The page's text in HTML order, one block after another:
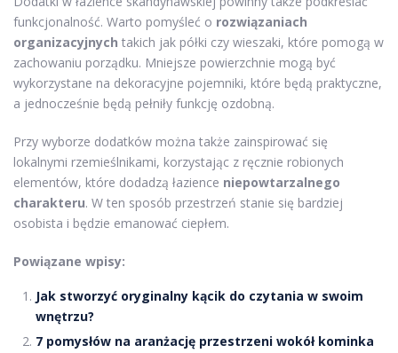
funkcjonalność. Warto pomyśleć o rozwiązaniach
organizacyjnych takich jak półki czy wieszaki, które pomogą w
zachowaniu porządku. Mniejsze powierzchnie mogą być
wykorzystane na dekoracyjne pojemniki, które będą praktyczne,
a jednocześnie będą pełniły funkcję ozdobną.
Przy wyborze dodatków można także zainspirować się
lokalnymi rzemieślnikami, korzystając z ręcznie robionych
elementów, które dodadzą łazience niepowtarzalnego
charakteru. W ten sposób przestrzeń stanie się bardziej
osobista i będzie emanować ciepłem.
Powiązane wpisy:
Jak stworzyć oryginalny kącik do czytania w swoim
wnętrzu?
7 pomysłów na aranżację przestrzeni wokół kominka